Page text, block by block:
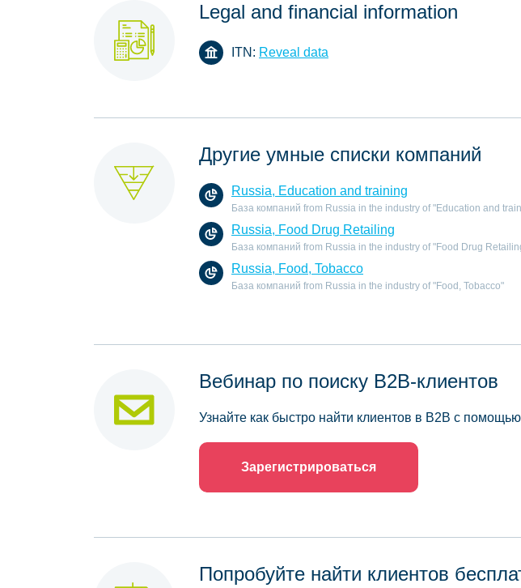
Legal and financial information
ITN: Reveal data
Другие умные списки компаний
Russia, Education and training
База компаний from Russia in the industry of "Education and
Russia, Food Drug Retailing
База компаний from Russia in the industry of "Food Drug
Russia, Food, Tobacco
База компаний from Russia in the industry of "Food, Tobacco"
Вебинар по поиску B2B-клиентов
Узнайте как быстро найти клиентов в B2B с
Зарегистрироваться
Попробуйте найти клиентов